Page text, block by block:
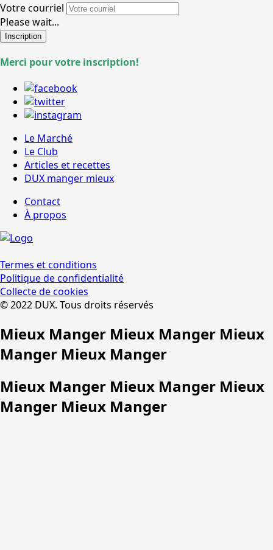
Votre courriel
Please wait...
Inscription
Merci pour votre inscription!
Le Marché
Le Club
Articles et recettes
DUX manger mieux
Contact
À propos
Termes et conditions
Politique de confidentialité
Collecte de cookies
© 2022 DUX. Tous droits réservés
Mieux Manger Mieux Manger Mieux
Manger Mieux Manger
Mieux Manger Mieux Manger Mieux
Manger Mieux Manger